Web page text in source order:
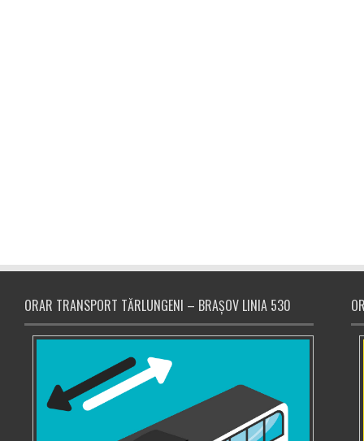
ORAR TRANSPORT TĂRLUNGENI – BRAȘOV LINIA 530